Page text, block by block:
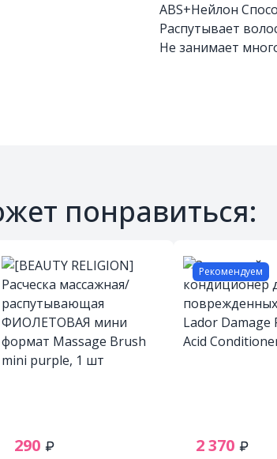
ABS+Нейлон
Распутывает
Не занимает
понравиться:
290
Рекомендуем
2 370